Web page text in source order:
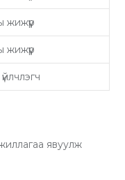
явуулж